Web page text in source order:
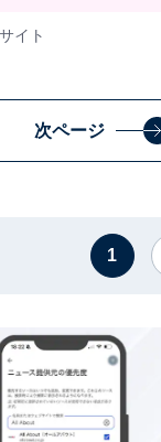
イト
次ページ
1